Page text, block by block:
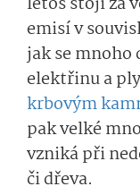
emisí v
jak se mnoho
elektřinu a
krbovým
pak velké
vzniká při
či dřeva.